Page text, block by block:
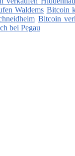
Waldems Bitcoin
Bitcoin
bei Pegau